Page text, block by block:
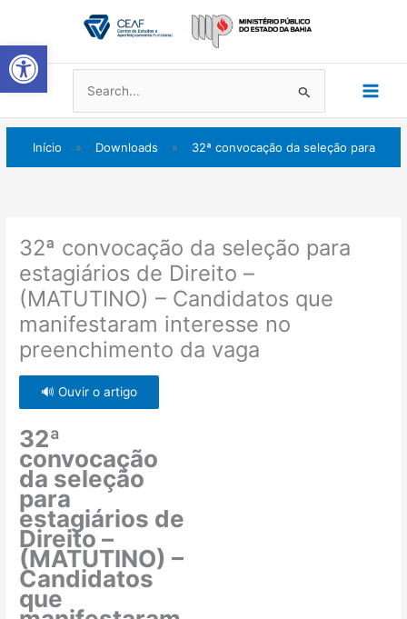
o
conteúdo
Pesquisar
por:
Início » Downloads » 32ª convocação da seleção para
32ª convocação da seleção para
estagiários de Direito –
(MATUTINO) – Candidatos que
manifestaram interesse no
preenchimento da vaga
🔊 Ouvir o artigo
32ª
convocação
da seleção
para
estagiários de
Direito –
(MATUTINO) –
Candidatos
que
Abrir a barra de ferramentas